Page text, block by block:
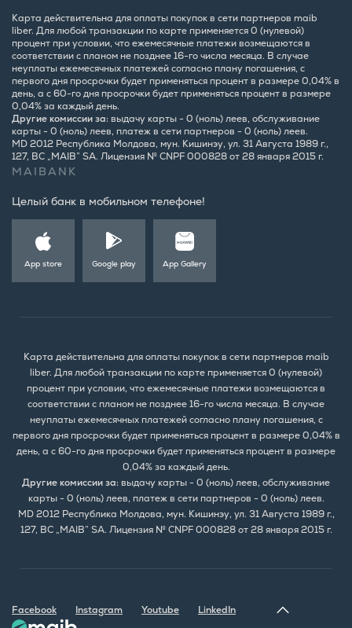
Карта действительна для оплаты покупок в сети партнеров maib
liber. Для любой транзакции по карте применяется 0 (нулевой)
процент при условии, что ежемесячные платежи возмещаются в
соответствии с планом не позднее 16-го числа месяца. В случае
неуплаты ежемесячных платежей согласно плану погашения, с
первого дня просрочки будет применяться процент в размере 0,04% в
день, а с 60-го дня просрочки будет применяться процент в размере
0,04% за каждый день.
Другие комиссии за:выдачу карты - 0 (ноль) леев, обслуживание
карты - 0 (ноль) леев, платеж в сети партнеров - 0 (ноль) леев.
MD 2012 Республика Молдова, мун. Кишинэу, ул. 31 Августа 1989 г.,
127, BC „MAIB” SA. Лицензия № CNPF 000828 от 28 января 2015 г.
MAIBANK
Целый банк в мобильном телефоне!
App store Google play App Gallery
Карта действительна для оплаты покупок в сети партнеров maib
liber. Для любой транзакции по карте применяется 0 (нулевой)
процент при условии, что ежемесячные платежи возмещаются в
соответствии с планом не позднее 16-го числа месяца. В случае
неуплаты ежемесячных платежей согласно плану погашения, с
первого дня просрочки будет применяться процент в размере 0,04% в
день, а с 60-го дня просрочки будет применяться процент в размере
0,04% за каждый день.
Другие комиссии за:выдачу карты - 0 (ноль) леев, обслуживание
карты - 0 (ноль) леев, платеж в сети партнеров - 0 (ноль) леев.
MD 2012 Республика Молдова, мун. Кишинэу, ул. 31 Августа 1989 г.,
127, BC „MAIB” SA. Лицензия № CNPF 000828 от 28 января 2015 г.
Facebook Instagram Youtube LinkedIn